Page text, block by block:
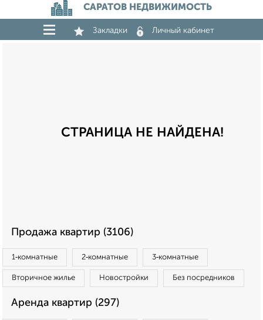
САРАТОВ НЕДВИЖИМОСТЬ
Закладки Личный кабинет
СТРАНИЦА НЕ НАЙДЕНА!
Продажа квартир (3106)
1‑комнатные 2‑комнатные 3‑комнатные
Вторичное жилье Новостройки Без посредников
Аренда квартир (297)